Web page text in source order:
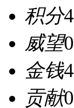
积分4
威望0
金钱4
贡献0